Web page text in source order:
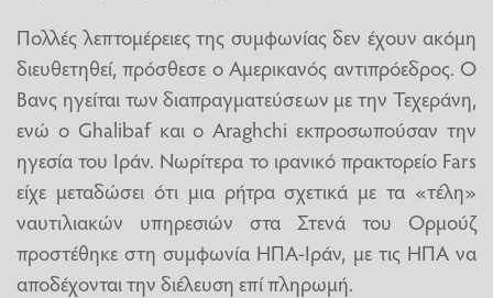
Πολλές λεπτομέρειες της συμφωνίας δεν έχουν ακόμη
διευθετηθεί, πρόσθεσε ο Αμερικανός αντιπρόεδρος. Ο
Βανς ηγείται των διαπραγματεύσεων με την Τεχεράνη,
ενώ ο Ghalibaf και ο Araghchi εκπροσωπούσαν την
ηγεσία του Ιράν. Νωρίτερα το ιρανικό πρακτορείο Fars
είχε μεταδώσει ότι μια ρήτρα σχετικά με τα «τέλη»
ναυτιλιακών υπηρεσιών στα Στενά του Ορμούζ
προστέθηκε στη συμφωνία ΗΠΑ-Ιράν, με τις ΗΠΑ να
αποδέχονται την διέλευση επί πληρωμή.